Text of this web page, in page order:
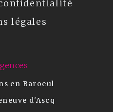
légales
en Baroeul
d'Ascq